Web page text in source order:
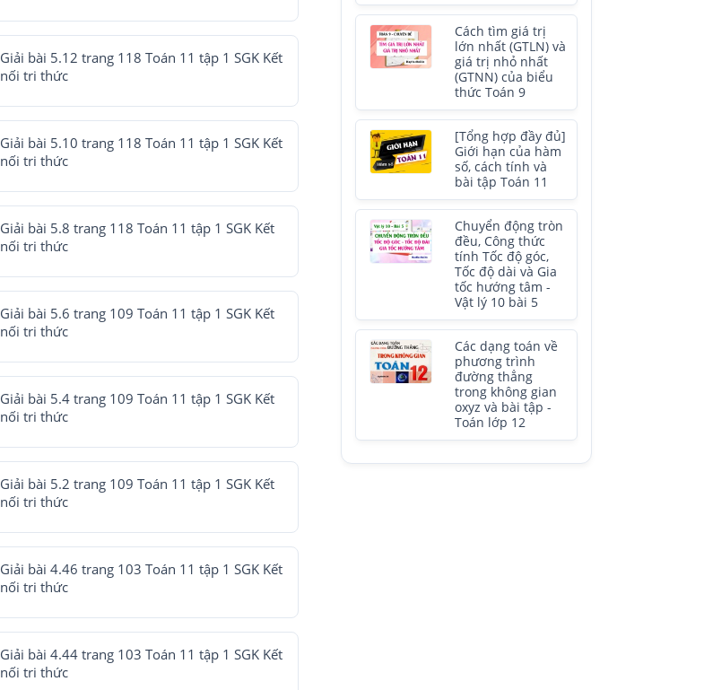
Giải bài 5.12 trang 118 Toán 11 tập 1 SGK Kết
nối tri thức
Giải bài 5.10 trang 118 Toán 11 tập 1 SGK Kết
nối tri thức
Giải bài 5.8 trang 118 Toán 11 tập 1 SGK Kết
nối tri thức
Giải bài 5.6 trang 109 Toán 11 tập 1 SGK Kết
nối tri thức
Giải bài 5.4 trang 109 Toán 11 tập 1 SGK Kết
nối tri thức
Giải bài 5.2 trang 109 Toán 11 tập 1 SGK Kết
nối tri thức
Giải bài 4.46 trang 103 Toán 11 tập 1 SGK Kết
nối tri thức
Giải bài 4.44 trang 103 Toán 11 tập 1 SGK Kết
nối tri thức
Cách tìm giá trị
lớn nhất (GTLN) và
giá trị nhỏ nhất
(GTNN) của biểu
thức Toán 9
[Tổng hợp đầy đủ]
Giới hạn của hàm
số, cách tính và
bài tập Toán 11
Chuyển động tròn
đều, Công thức
tính Tốc độ góc,
Tốc độ dài và Gia
tốc hướng tâm -
Vật lý 10 bài 5
Các dạng toán về
phương trình
đường thẳng
trong không gian
oxyz và bài tập -
Toán lớp 12